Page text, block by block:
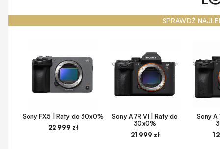
SPRAWDŹ
Sony FX5 | Raty do 30x0%
22 999 zł
Sony A7R VI | Raty do
30x0%
21 999 zł
Sony